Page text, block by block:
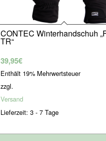
CONTEC Winterhandschuh
TR“
39,95€
Enthält 19% Mehrwertsteuer
zzgl.
Versand
Lieferzeit: 3 - 7 Tage